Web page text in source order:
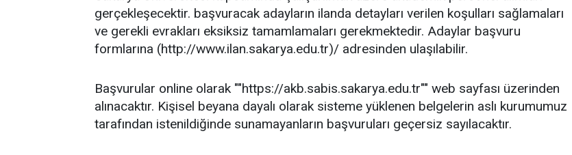
gerçekleşecektir. başvuracak adayların ilanda detayları verilen koşulları sağlamaları
ve gerekli evrakları eksiksiz tamamlamaları gerekmektedir. Adaylar başvuru
formlarına (http://www.ilan.sakarya.edu.tr)/ adresinden ulaşılabilir.
Başvurular online olarak ""https://akb.sabis.sakarya.edu.tr"" web sayfası üzerinden
alınacaktır. Kişisel beyana dayalı olarak sisteme yüklenen belgelerin aslı kurumumuz
tarafından istenildiğinde sunamayanların başvuruları geçersiz sayılacaktır.